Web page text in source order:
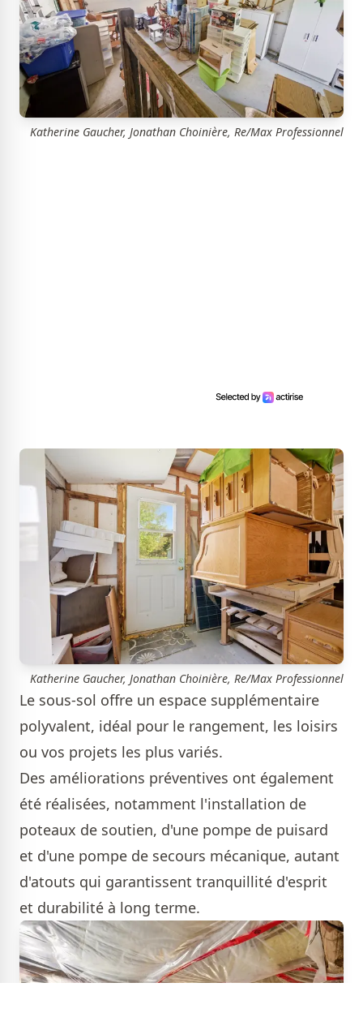
Katherine Gaucher, Jonathan Choinière, Re/Max Professionnel
Katherine Gaucher, Jonathan Choinière, Re/Max Professionnel
Le sous-sol offre un espace supplémentaire
polyvalent, idéal pour le rangement, les loisirs
ou vos projets les plus variés.
Des améliorations préventives ont également
été réalisées, notamment l'installation de
poteaux de soutien, d'une pompe de puisard
et d'une pompe de secours mécanique, autant
d'atouts qui garantissent tranquillité d'esprit
et durabilité à long terme.